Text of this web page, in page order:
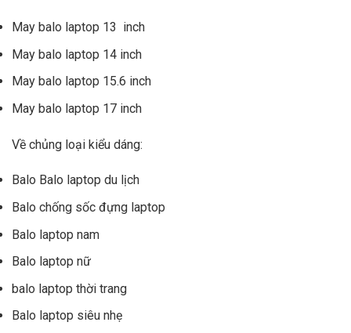
May balo laptop 13 inch
May balo laptop 14 inch
May balo laptop 15.6 inch
May balo laptop 17 inch
Về chủng loại kiểu dáng:
Balo Balo laptop du lịch
Balo chống sốc đựng laptop
Balo laptop nam
Balo laptop nữ
balo laptop thời trang
Balo laptop siêu nhẹ